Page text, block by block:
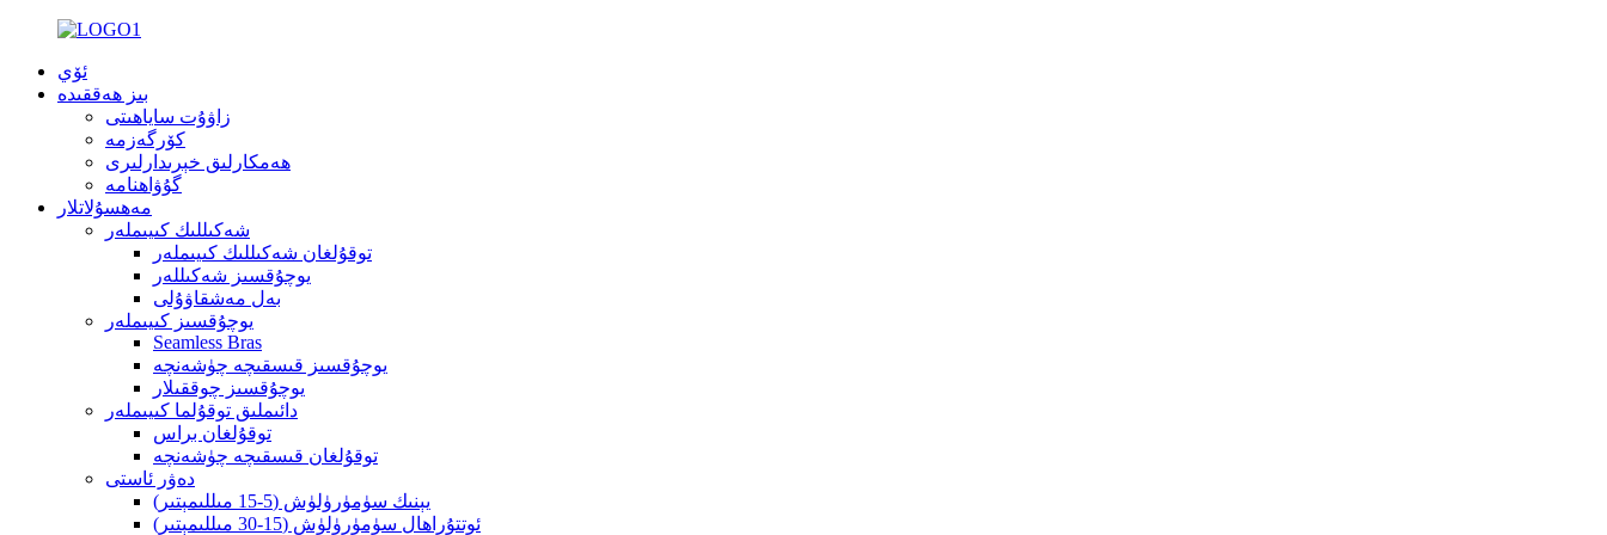
ئۆي
بىز ھەققىدە
زاۋۇت ساياھىتى
كۆرگەزمە
ھەمكارلىق خېرىدارلىرى
گۇۋاھنامە
مەھسۇلاتلار
شەكىللىك كىيىملەر
توقۇلغان شەكىللىك كىيىملەر
يوچۇقسىز شەكىللەر
بەل مەشقاۋۇلى
يوچۇقسىز كىيىملەر
Seamless Bras
يوچۇقسىز قىسقىچە چۈشەنچە
يوچۇقسىز چوققىلار
دائىملىق توقۇلما كىيىملەر
توقۇلغان براس
توقۇلغان قىسقىچە چۈشەنچە
دەۋر ئاستى
يېنىك سۈمۈرۈلۈش (5-15 مىللىمېتىر)
ئوتتۇراھال سۈمۈرۈلۈش (15-30 مىللىمېتىر)